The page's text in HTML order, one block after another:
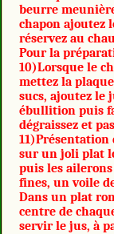
beurre
chapon ajoutez
réservez au
Pour la
10)Lorsque le
mettez la
sucs, ajoutez le
ébullition puis
dégraissez et
11)Présentation
sur un joli plat
puis les
fines, un voile
Dans un plat
centre de
servir le jus, à